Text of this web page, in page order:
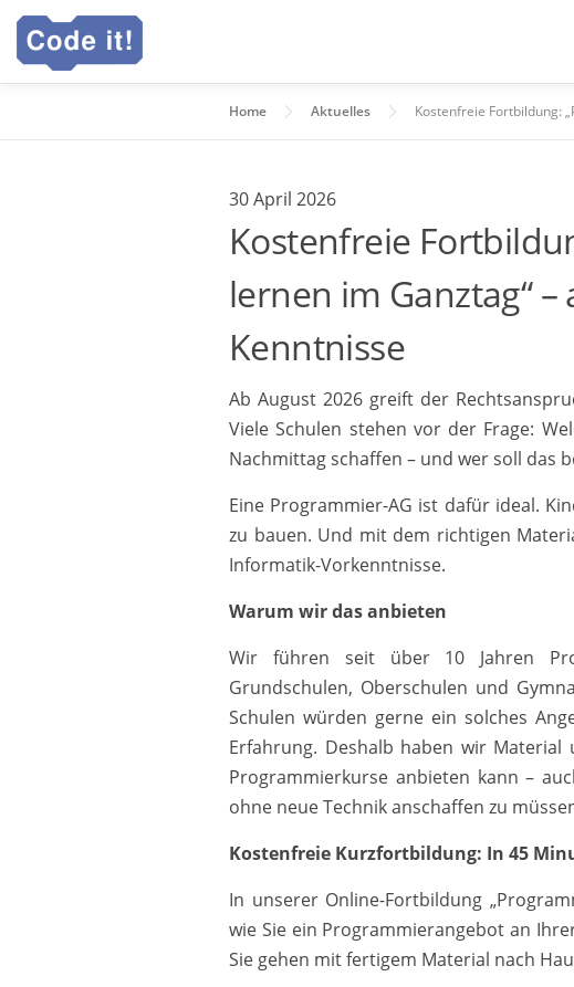
Zum
Inhalt
springen
Home Aktuelles Kostenfreie Fortbildung:
30 April 2026
Kostenfreie
lernen im Ganztag“ –
Kenntnisse
Ab August 2026 greift der
Viele Schulen stehen vor der Frage:
Nachmittag schaffen – und wer soll das
Eine Programmier-AG ist dafür ideal.
zu bauen. Und mit dem richtigen
Informatik-Vorkenntnisse.
Warum wir das anbieten
Wir führen seit über 10 Jahren
Grundschulen, Oberschulen und
Schulen würden gerne ein solches
Erfahrung. Deshalb haben wir
Programmierkurse anbieten kann –
ohne neue Technik anschaffen zu
Kostenfreie Kurzfortbildung: In 45
In unserer Online-Fortbildung
wie Sie ein Programmierangebot an
Sie gehen mit fertigem Material nach